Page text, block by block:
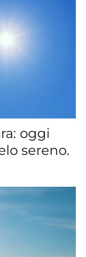
oggi
sereno.